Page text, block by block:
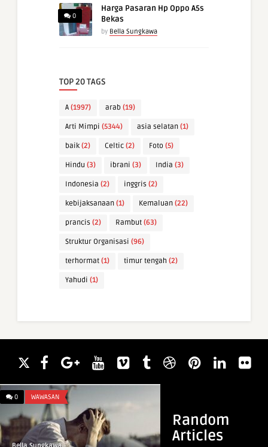
0
Harga Pasaran Hp Oppo A5s
Bekas
by Bella Sungkawa
TOP 20 TAGS
A (1997) arab (19)
Arti Mimpi (5344) asia selatan (1)
baik (2) Celtic (2) Foto (5)
Hindu (3) ibrani (3) India (3)
Indonesia (2) inggris (2)
kebijaksanaan (1) Kemaluan (22)
prancis (2) Rambut (63)
Struktur Organisasi (96)
terhormat (1) timur tengah (2)
Yahudi (1)
Random
Articles
0 WAWASAN
Bella Sungkawa